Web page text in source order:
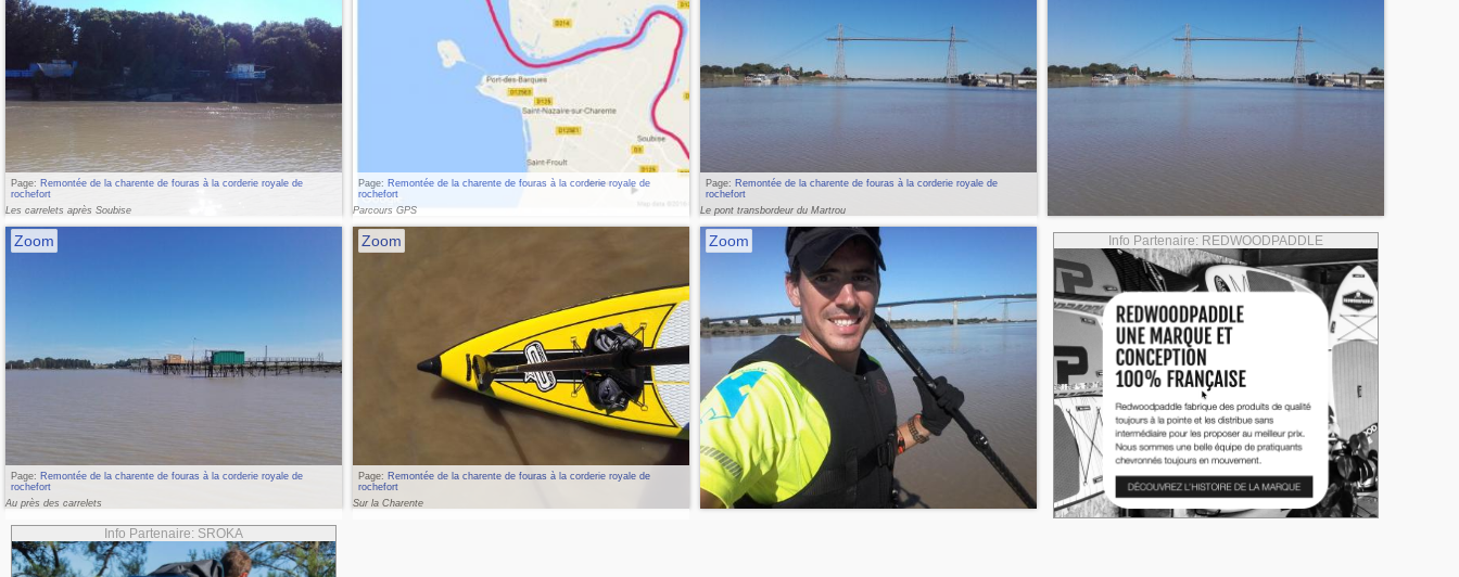
Page: Remontée de la charente de fouras à la corderie royale de
rochefort
Les carrelets après Soubise
Page: Remontée de la charente de fouras à la corderie royale de
rochefort
Parcours GPS
Page: Remontée de la charente de fouras à la corderie royale de
rochefort
Le pont transbordeur du Martrou
Zoom
Page: Remontée de la charente de fouras à la corderie royale de
rochefort
Au près des carrelets
Zoom
Page: Remontée de la charente de fouras à la corderie royale de
rochefort
Sur la Charente
Zoom Info Partenaire: REDWOODPADDLE
Info Partenaire: SROKA